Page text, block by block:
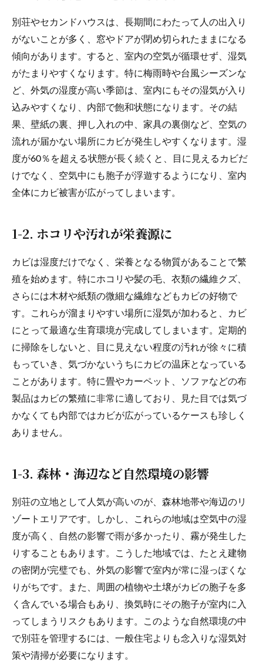
別荘やセカンドハウスは、長期間にわたって人の出入り
がないことが多く、窓やドアが閉め切られたままになる
傾向があります。すると、室内の空気が循環せず、湿気
がたまりやすくなります。特に梅雨時や台風シーズンな
ど、外気の湿度が高い季節は、室内にもその湿気が入り
込みやすくなり、内部で飽和状態になります。その結
果、壁紙の裏、押し入れの中、家具の裏側など、空気の
流れが届かない場所にカビが発生しやすくなります。湿
度が60％を超える状態が長く続くと、目に見えるカビだ
けでなく、空気中にも胞子が浮遊するようになり、室内
全体にカビ被害が広がってしまいます。
1-2. ホコリや汚れが栄養源に
カビは湿度だけでなく、栄養となる物質があることで繁
殖を始めます。特にホコリや髪の毛、衣類の繊維クズ、
さらには木材や紙類の微細な繊維などもカビの好物で
す。これらが溜まりやすい場所に湿気が加わると、カビ
にとって最適な生育環境が完成してしまいます。定期的
に掃除をしないと、目に見えない程度の汚れが徐々に積
もっていき、気づかないうちにカビの温床となっている
ことがあります。特に畳やカーペット、ソファなどの布
製品はカビの繁殖に非常に適しており、見た目では気づ
かなくても内部ではカビが広がっているケースも珍しく
ありません。
1-3. 森林・海辺など自然環境の影響
別荘の立地として人気が高いのが、森林地帯や海辺のリ
ゾートエリアです。しかし、これらの地域は空気中の湿
度が高く、自然の影響で雨が多かったり、霧が発生した
りすることもあります。こうした地域では、たとえ建物
の密閉が完璧でも、外気の影響で室内が常に湿っぽくな
りがちです。また、周囲の植物や土壌がカビの胞子を多
く含んでいる場合もあり、換気時にその胞子が室内に入
ってしまうリスクもあります。このような自然環境の中
で別荘を管理するには、一般住宅よりも念入りな湿気対
策や清掃が必要になります。